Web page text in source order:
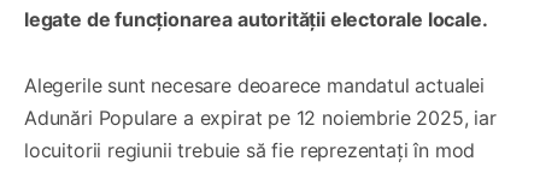
legate de funcționarea autorității electorale locale.
Alegerile sunt necesare deoarece mandatul actualei
Adunări Populare a expirat pe 12 noiembrie 2025, iar
locuitorii regiunii trebuie să fie reprezentați în mod